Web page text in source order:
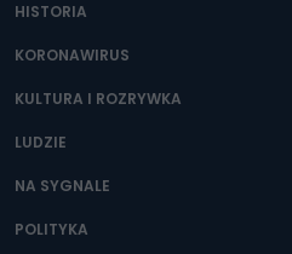
HISTORIA
KORONAWIRUS
KULTURA I ROZRYWKA
LUDZIE
NA SYGNALE
POLITYKA